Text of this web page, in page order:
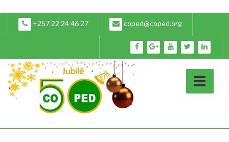
+257 22 24 46 27 coped@coped.org